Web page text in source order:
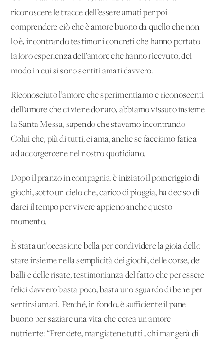
riconoscere le tracce dell’essere amati per poi
comprendere ciò che è amore buono da quello che non
lo è, incontrando testimoni concreti che hanno portato
la loro esperienza dell’amore che hanno ricevuto, del
modo in cui si sono sentiti amati davvero.
Riconosciuto l’amore che sperimentiamo e riconoscenti
dell’amore che ci viene donato, abbiamo vissuto insieme
la Santa Messa, sapendo che stavamo incontrando
Colui che, più di tutti, ci ama, anche se facciamo fatica
ad accorgercene nel nostro quotidiano.
Dopo il pranzo in compagnia, è iniziato il pomeriggio di
giochi, sotto un cielo che, carico di pioggia, ha deciso di
darci il tempo per vivere appieno anche questo
momento.
È stata un’occasione bella per condividere la gioia dello
stare insieme nella semplicità dei giochi, delle corse, dei
balli e delle risate, testimonianza del fatto che per essere
felici davvero basta poco, basta uno sguardo di bene per
sentirsi amati. Perché, in fondo, è sufficiente il pane
buono per saziare una vita che cerca un amore
nutriente: “Prendete, mangiatene tutti…chi mangerà di